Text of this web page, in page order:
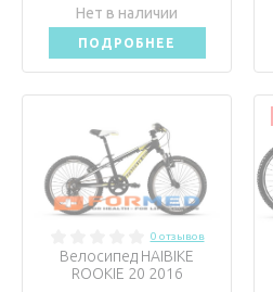
Нет в наличии
ПОДРОБНЕЕ
0 отзывов
Велосипед HAIBIKE
ROOKIE 20 2016